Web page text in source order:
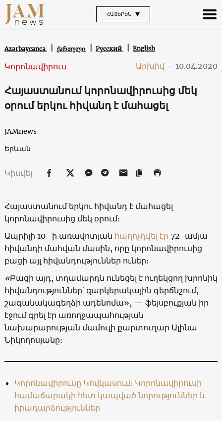
ՀԱՅԵՐԵՆ
Azərbaycanca ქართული Русский English
Կորոնավիրուս Արխիվ - 10.04.2020
Հայաստանում կորոնավիրուսից մեկ
օրում երկու հիվանդ է մահացել
JAMnews
Երևան
Կիսվել
Հայաստանում երկու հիվանդ է մահացել
կորոնավիրուսից մեկ օրում։
Ապրիլի 10–ի առավոտյան հաղոչդվել էր 72-ամյա
հիվանդի մահվան մասին, որը կորոնավիրուսից
բացի այլ հիվանդություններ ուներ։
«Բացի այդ, տղամարդն ունեցել է ուղեկցող խրոնիկ
հիվանդություններ՝ զարկերակային գերճնշում,
շագանակագեղձի ադենոմա», — ֆեյսբուքյան իր
էջում գրել էր առողջապահության
նախարարության մամուլի քարտուղար Ալինա
Նիկողոսյանը։
Կորոնավիրուսը Կովկասում։ Կորոնավիրուսի
համաճարակի հետ կապված նորություններ և
իրադարձություններ